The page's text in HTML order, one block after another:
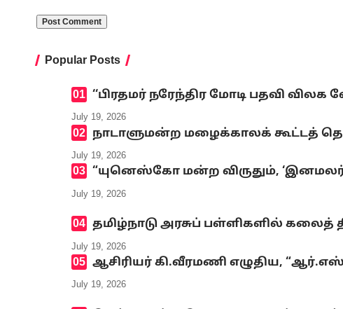
Popular Posts
‘‘பிரதமர் நரேந்திர மோடி பதவி
July 19, 2026
நாடாளுமன்ற மழைக்காலக் கூட்டத்
July 19, 2026
“யுனெஸ்கோ மன்ற விருதும்,
July 19, 2026
தமிழ்நாடு அரசுப் பள்ளிகளில் கலைத்
July 19, 2026
ஆசிரியர் கி.வீரமணி எழுதிய,
July 19, 2026